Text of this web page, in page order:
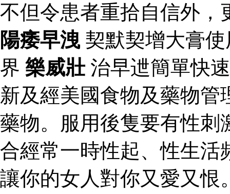
不但令患者重拾自信外，
陽痿早洩 契默契增大膏
界 樂威壯治早迣簡單快
新及經美國食物及藥物
藥物。服用後隻要有性刺
合經常一時性起、性生活
讓你的女人對你又愛又恨